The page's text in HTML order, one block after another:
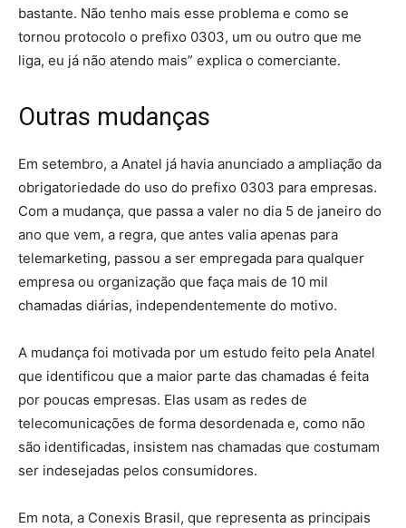
bastante. Não tenho mais esse problema e como se
tornou protocolo o prefixo 0303, um ou outro que me
liga, eu já não atendo mais” explica o comerciante.
Outras mudanças
Em setembro, a Anatel já havia anunciado a ampliação da
obrigatoriedade do uso do prefixo 0303 para empresas.
Com a mudança, que passa a valer no dia 5 de janeiro do
ano que vem, a regra, que antes valia apenas para
telemarketing, passou a ser empregada para qualquer
empresa ou organização que faça mais de 10 mil
chamadas diárias, independentemente do motivo.
A mudança foi motivada por um estudo feito pela Anatel
que identificou que a maior parte das chamadas é feita
por poucas empresas. Elas usam as redes de
telecomunicações de forma desordenada e, como não
são identificadas, insistem nas chamadas que costumam
ser indesejadas pelos consumidores.
Em nota, a Conexis Brasil, que representa as principais